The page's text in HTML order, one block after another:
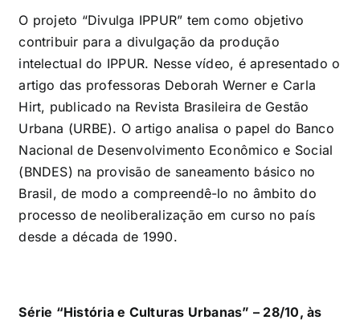
O projeto “Divulga IPPUR” tem como objetivo
contribuir para a divulgação da produção
intelectual do IPPUR. Nesse vídeo, é apresentado o
artigo das professoras Deborah Werner e Carla
Hirt, publicado na Revista Brasileira de Gestão
Urbana (URBE). O artigo analisa o papel do Banco
Nacional de Desenvolvimento Econômico e Social
(BNDES) na provisão de saneamento básico no
Brasil, de modo a compreendê-lo no âmbito do
processo de neoliberalização em curso no país
desde a década de 1990.
Série “História e Culturas Urbanas” – 28/10, às